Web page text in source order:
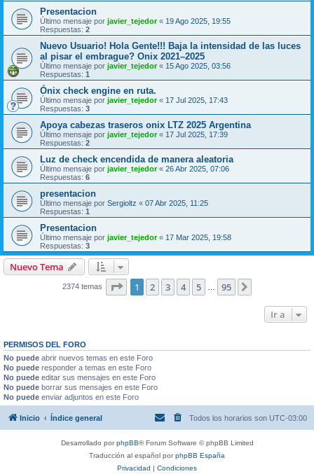
Presentacion
Último mensaje por javier_tejedor« 19 Ago 2025, 19:55
Respuestas: 2
Nuevo Usuario! Hola Gente!!! Baja la intensidad de las luces
al pisar el embrague? Onix 2021–2025
Último mensaje por javier_tejedor« 15 Ago 2025, 03:56
Respuestas: 1
Ónix check engine en ruta.
Último mensaje por javier_tejedor« 17 Jul 2025, 17:43
Respuestas: 3
Apoya cabezas traseros onix LTZ 2025 Argentina
Último mensaje por javier_tejedor« 17 Jul 2025, 17:39
Respuestas: 2
Luz de check encendida de manera aleatoria
Último mensaje por javier_tejedor« 26 Abr 2025, 07:06
Respuestas: 6
presentacion
Último mensaje por Sergioltz « 07 Abr 2025, 11:25
Respuestas: 1
Presentacion
Último mensaje por javier_tejedor« 17 Mar 2025, 19:58
Respuestas: 3
Nuevo Tema
2374 temas Página de 95
1 2 3 4 5 95
Ir a
PERMISOS DEL FORO
No puede abrir nuevos temas en este Foro
No puede responder a temas en este Foro
No puede editar sus mensajes en este Foro
No puede borrar sus mensajes en este Foro
No puede enviar adjuntos en este Foro
Inicio Índice general Todos los horarios son UTC-03:00
Desarrollado porphpBB® Forum Software © phpBB Limited
Traducción al español porphpBB España
Privacidad
Condiciones